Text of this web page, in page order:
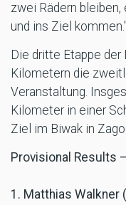
zwei Rädern bleiben,
und ins Ziel kommen."
Die dritte Etappe
Kilometern die
Veranstaltung.
Kilometer in einer
Ziel im Biwak in
Provisional Results
1. Matthias Walkner